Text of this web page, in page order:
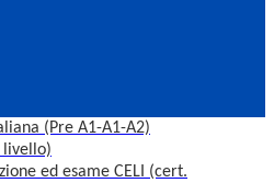
(Pre A1-A1-A2)
livello)
ed esame CELI (cert.